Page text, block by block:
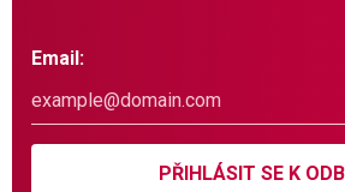
Email:
PŘIHLÁSIT SE K